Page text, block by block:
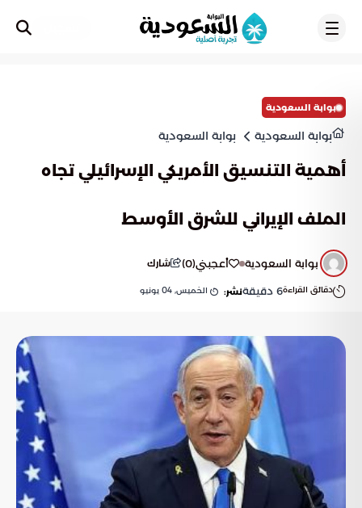
بوابة السعودية
بوابة السعودية بوابة السعودية
أهمية التنسيق الأمريكي الإسرائيلي تجاه
الملف الإيراني للشرق الأوسط
بوابة السعودية أعجبني(
0
) شارك
دقائق القراءة6 دقيقةنشر: الخميس, 04 يونيو